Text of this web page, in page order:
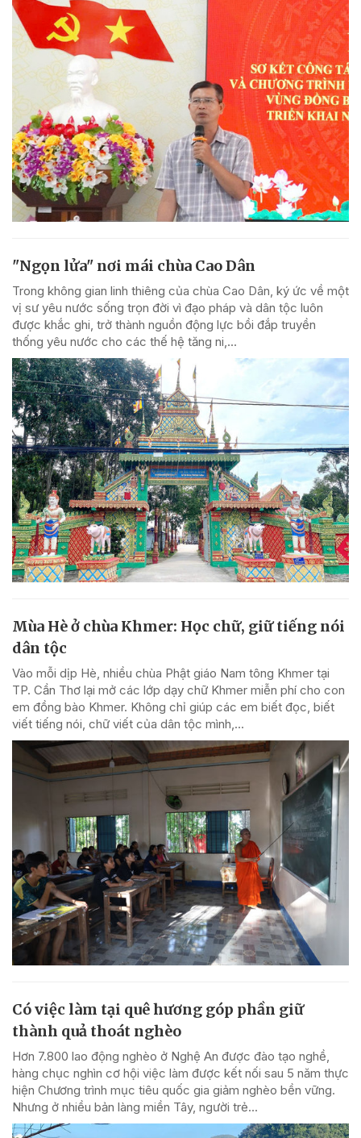
"Ngọn lửa" nơi mái chùa Cao Dân
Trong không gian linh thiêng của chùa Cao Dân, ký ức về một
vị sư yêu nước sống trọn đời vì đạo pháp và dân tộc luôn
được khắc ghi, trở thành nguồn động lực bồi đắp truyền
thống yêu nước cho các thế hệ tăng ni,...
Mùa Hè ở chùa Khmer: Học chữ, giữ tiếng nói
dân tộc
Vào mỗi dịp Hè, nhiều chùa Phật giáo Nam tông Khmer tại
TP. Cần Thơ lại mở các lớp dạy chữ Khmer miễn phí cho con
em đồng bào Khmer. Không chỉ giúp các em biết đọc, biết
viết tiếng nói, chữ viết của dân tộc mình,...
Có việc làm tại quê hương góp phần giữ
thành quả thoát nghèo
Hơn 7.800 lao động nghèo ở Nghệ An được đào tạo nghề,
hàng chục nghìn cơ hội việc làm được kết nối sau 5 năm thực
hiện Chương trình mục tiêu quốc gia giảm nghèo bền vững.
Nhưng ở nhiều bản làng miền Tây, người trẻ...